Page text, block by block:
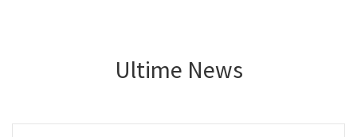
Ultime News